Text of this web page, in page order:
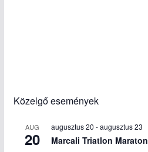
Közelgő események
AUG
20
augusztus 20 -augusztus 23
Marcali Triatlon Maraton